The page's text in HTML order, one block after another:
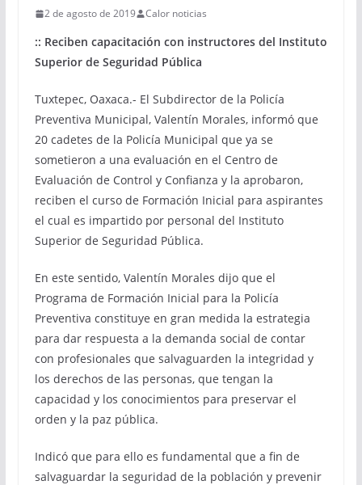
2 de agosto de 2019 Calor noticias
:: Reciben capacitación con instructores del Instituto
Superior de Seguridad Pública
Tuxtepec, Oaxaca.- El Subdirector de la Policía
Preventiva Municipal, Valentín Morales, informó que
20 cadetes de la Policía Municipal que ya se
sometieron a una evaluación en el Centro de
Evaluación de Control y Confianza y la aprobaron,
reciben el curso de Formación Inicial para aspirantes
el cual es impartido por personal del Instituto
Superior de Seguridad Pública.
En este sentido, Valentín Morales dijo que el
Programa de Formación Inicial para la Policía
Preventiva constituye en gran medida la estrategia
para dar respuesta a la demanda social de contar
con profesionales que salvaguarden la integridad y
los derechos de las personas, que tengan la
capacidad y los conocimientos para preservar el
orden y la paz pública.
Indicó que para ello es fundamental que a fin de
salvaguardar la seguridad de la población y prevenir